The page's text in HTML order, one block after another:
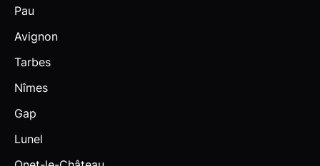
Pau
Avignon
Tarbes
Nîmes
Gap
Lunel